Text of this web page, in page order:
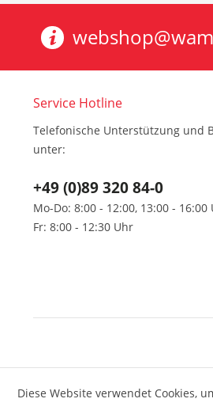
Service Hotline
Telefonische Unterstützung und
unter:
+49 (0)89 320 84-0
Mo-Do: 8:00 - 12:00, 13:00 - 16:00
Fr: 8:00 - 12:30 Uhr
Diese Website verwendet Cookies,